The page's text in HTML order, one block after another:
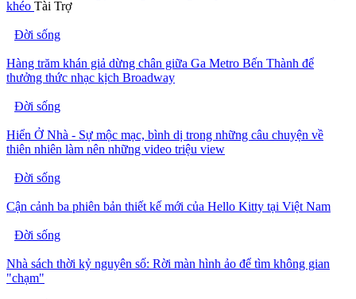
khéo Tài Trợ
Đời sống
Hàng trăm khán giả dừng chân giữa Ga Metro Bến Thành để
thưởng thức nhạc kịch Broadway
Đời sống
Hiển Ở Nhà - Sự mộc mạc, bình dị trong những câu chuyện về
thiên nhiên làm nên những video triệu view
Đời sống
Cận cảnh ba phiên bản thiết kế mới của Hello Kitty tại Việt Nam
Đời sống
Nhà sách thời kỷ nguyên số: Rời màn hình ảo để tìm không gian
"chạm"